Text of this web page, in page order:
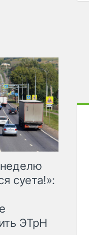
суета!»:
ЭТрН